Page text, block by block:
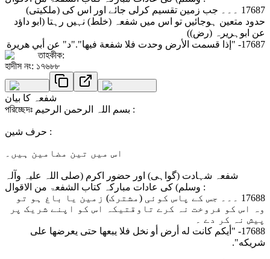
17687 ۔۔۔ جب زمین تقسیم کرلی جائے اور اس کی (ملکیتی)
حدود متعین ہوجائیں تو اس میں شفعہ (خلط) نہیں رہتا (ابو داؤد
عن ابوہریرہ (رض))
17687- "إذا قسمت الأرض وحدت فلا شفعة فيها"."د" عن أبي هريرة
তাহকীক:
হাদীস নং: ১৭৬৮৮
شفعہ کا بیان
পরিচ্ছেদঃ بسم اللہ الرحمن الرحیم :
حرف شین :
اس میں تین مضامین ہیں۔
شفعہ شہادت (گواہی) اور حضور اکرم (صلی اللہ علیہ وآلہ
وسلم) کی عادات مبارکہ کتاب الشفعۃ من الاقوال :
17688 ۔۔۔ جس کے پاس کوئی (مشترک) زمین یا باغ ہو تو
وہ اس کو فروخت نہ کرے تاوقتیکہ اس کو اپنے شریک پر
پیش نہ کر دے ۔
17688- "أيكم كانت له أرض أو نخل فلا يبعها حتى يعرضها على
شريكه".